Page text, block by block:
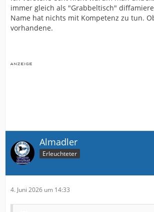
immer gleich als "Grabbeltisch"
Name hat nichts mit Kompetenz zu tun.
vorhandene.
Almadler
Erleuchteter
4. Juni 2026 um 14:33